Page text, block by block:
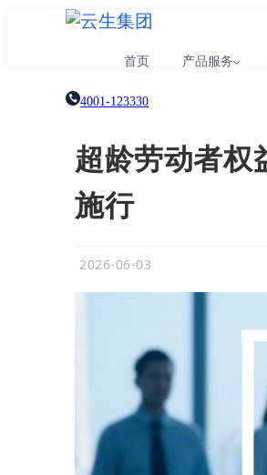
首页 产品服务
4001-123330
超龄劳动者权
施行
2026-06-03